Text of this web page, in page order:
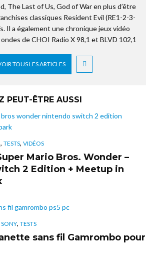
The Last of Us, God of War en plus d’être
classiques Resident Evil (RE1-2-3-
Il a également une chronique jeux vidéo
de CHOI Radio X 98,1 et BLVD 102,1
TOUS LES ARTICLES
PEUT-ÊTRE AUSSI
, TESTS, VIDÉOS
Mario Bros. Wonder –
2 Edition + Meetup in
SONY, TESTS
sans fil Gamrombo pour